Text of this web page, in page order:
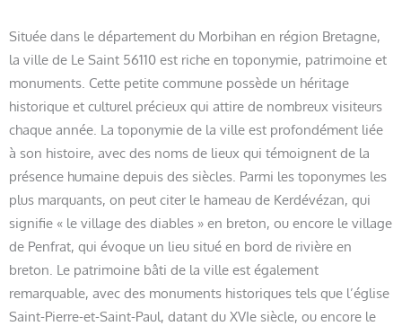
Située dans le département du Morbihan en région Bretagne,
la ville de Le Saint 56110 est riche en toponymie, patrimoine et
monuments. Cette petite commune possède un héritage
historique et culturel précieux qui attire de nombreux visiteurs
chaque année. La toponymie de la ville est profondément liée
à son histoire, avec des noms de lieux qui témoignent de la
présence humaine depuis des siècles. Parmi les toponymes les
plus marquants, on peut citer le hameau de Kerdévézan, qui
signifie « le village des diables » en breton, ou encore le village
de Penfrat, qui évoque un lieu situé en bord de rivière en
breton. Le patrimoine bâti de la ville est également
remarquable, avec des monuments historiques tels que l’église
Saint-Pierre-et-Saint-Paul, datant du XVIe siècle, ou encore le